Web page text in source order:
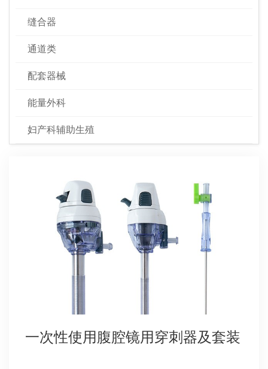
缝合器
通道类
配套器械
能量外科
妇产科辅助生殖
一次性使用腹腔镜用穿刺器及套装